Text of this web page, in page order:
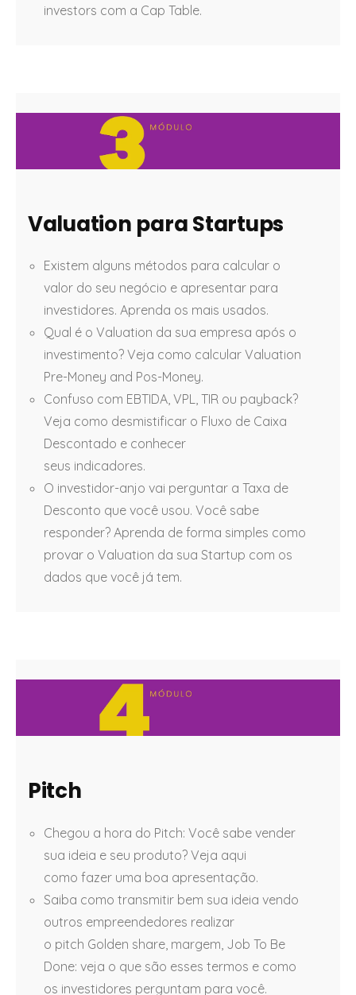
investors com a Cap Table.
Valuation para Startups
Existem alguns métodos para calcular o
valor do seu negócio e apresentar para
investidores. Aprenda os mais usados.
Qual é o Valuation da sua empresa após o
investimento? Veja como calcular Valuation
Pre-Money and Pos-Money.
Confuso com EBTIDA, VPL, TIR ou payback?
Veja como desmistificar o Fluxo de Caixa
Descontado e conhecer
seus indicadores.
O investidor-anjo vai perguntar a Taxa de
Desconto que você usou. Você sabe
responder? Aprenda de forma simples como
provar o Valuation da sua Startup com os
dados que você já tem.
Pitch
Chegou a hora do Pitch: Você sabe vender
sua ideia e seu produto? Veja aqui
como fazer uma boa apresentação.
Saiba como transmitir bem sua ideia vendo
outros empreendedores realizar
o pitch Golden share, margem, Job To Be
Done: veja o que são esses termos e como
os investidores perguntam para você.